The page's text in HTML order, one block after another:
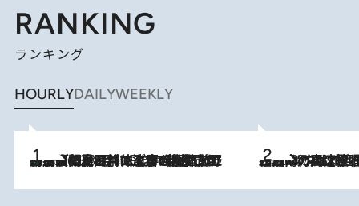
RANKING
ランキング
HOURLYDAILYWEEKLY
2026.8.8
「最後に見られてよかった」上野動物園の東園パンダ舎が解体前に特別公開。8月16日まで延長されたパネル展と共に辿る“半世紀”のパンダ飼育《解体工事の図面あり》 2026.8.7
「湘南乃風に憧れて」観客大盛上がりの“タオル回し”に、ラッパー顔負けの高速歌唱まで…さだまさし（74）のアグレッシブすぎる現在地